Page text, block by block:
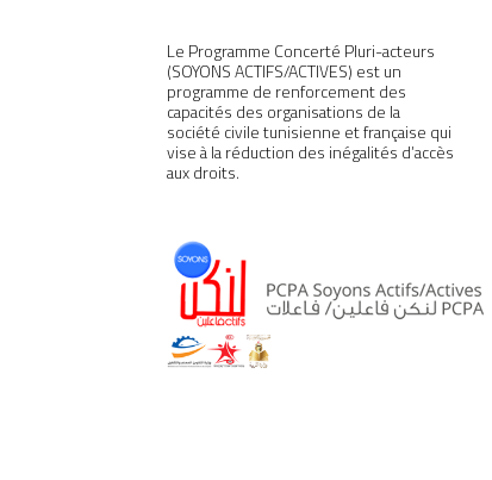
Le Programme Concerté Pluri-acteurs
(SOYONS ACTIFS/ACTIVES) est un
programme de renforcement des
capacités des organisations de la
société civile tunisienne et française qui
vise à la réduction des inégalités d’accès
aux droits.